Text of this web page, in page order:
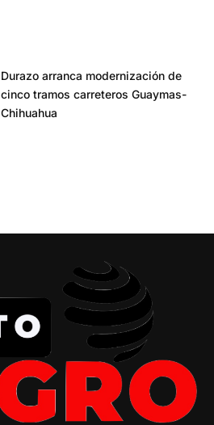
Durazo arranca modernización de
cinco tramos carreteros Guaymas-
Chihuahua